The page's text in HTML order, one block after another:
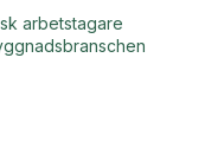
arbetstagare